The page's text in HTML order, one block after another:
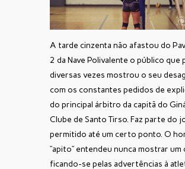
A tarde cinzenta não afastou do
2 da Nave Polivalente o público que
diversas vezes mostrou o seu
com os constantes pedidos de
do principal árbitro da capitã do
Clube de Santo Tirso. Faz parte do
permitido até um certo ponto. O
“apito” entendeu nunca mostrar um
ficando-se pelas advertências à